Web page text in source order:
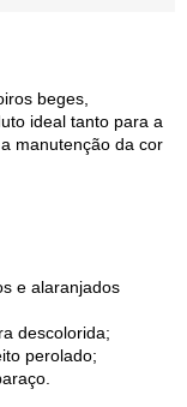
beges,
ideal tanto para a
manutenção da cor
e alaranjados
descolorida;
perolado;